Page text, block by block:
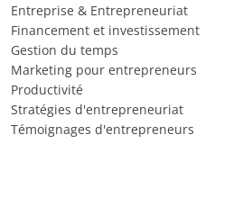
Entreprise & Entrepreneuriat
Financement et investissement
Gestion du temps
Marketing pour entrepreneurs
Productivité
Stratégies d'entrepreneuriat
Témoignages d'entrepreneurs